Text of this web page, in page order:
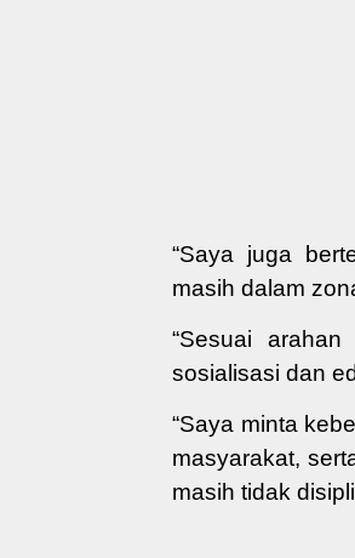
“Saya juga ber
masih dalam
“Sesuai
sosialisasi dan
“Saya minta
masyarakat,
masih tidak